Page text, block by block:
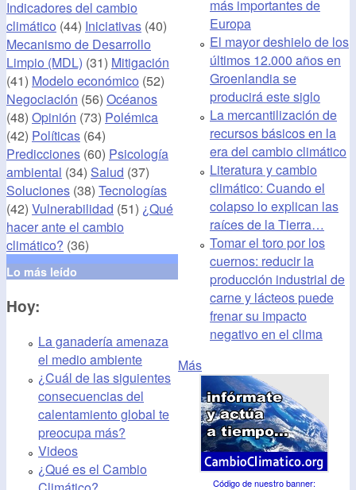
Indicadores del cambio
climático (44) Iniciativas (40)
Mecanismo de Desarrollo
Limpio (MDL) (31) Mitigación
(41) Modelo económico (52)
Negociación (56) Océanos
(48) Opinión (73) Polémica
(42) Políticas (64)
Predicciones (60) Psicología
ambiental (34) Salud (37)
Soluciones (38) Tecnologías
(42) Vulnerabilidad (51) ¿Qué
hacer ante el cambio
climático? (36)
Lo más leído
Hoy:
La ganadería amenaza
el medio ambiente
¿Cuál de las siguientes
consecuencias del
calentamiento global te
preocupa más?
Videos
¿Qué es el Cambio
más importantes de
Europa
El mayor deshielo de los
últimos 12.000 años en
Groenlandia se
producirá este siglo
La mercantilización de
recursos básicos en la
era del cambio climático
Literatura y cambio
climático: Cuando el
colapso lo explican las
raíces de la Tierra…
Tomar el toro por los
cuernos: reducir la
producción industrial de
carne y lácteos puede
frenar su impacto
negativo en el clima
Más
Código de nuestro banner: